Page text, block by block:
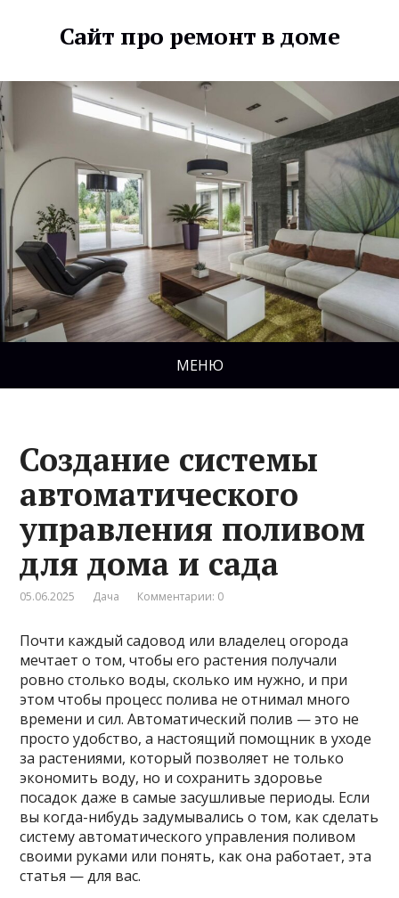
Сайт про ремонт в доме
МЕНЮ
Создание системы
автоматического
управления поливом
для дома и сада
05.06.2025 Дача Комментарии: 0
Почти каждый садовод или владелец огорода
мечтает о том, чтобы его растения получали
ровно столько воды, сколько им нужно, и при
этом чтобы процесс полива не отнимал много
времени и сил. Автоматический полив — это не
просто удобство, а настоящий помощник в уходе
за растениями, который позволяет не только
экономить воду, но и сохранить здоровье
посадок даже в самые засушливые периоды. Если
вы когда-нибудь задумывались о том, как сделать
систему автоматического управления поливом
своими руками или понять, как она работает, эта
статья — для вас.